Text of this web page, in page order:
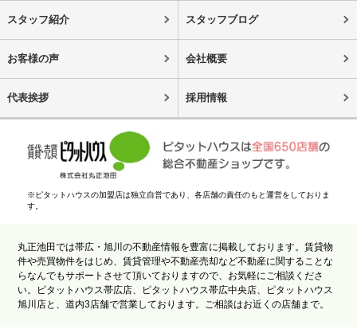
スタッフ紹介 スタッフブログ
お客様の声 会社概要
代表挨拶 採用情報
※ピタットハウスの加盟店は独立自営であり、各店舗の責任のもと運営をしておりま
す。
丸正池田では帯広・旭川の不動産情報を豊富に掲載しております。賃貸物
件や売買物件をはじめ、賃貸管理や不動産売却など不動産に関することな
らなんでもサポートさせて頂いておりますので、お気軽にご相談くださ
い。ピタットハウス帯広店、ピタットハウス帯広中央店、ピタットハウス
旭川店と、道内3店舗で営業しております。ご相談はお近くの店舗まで。